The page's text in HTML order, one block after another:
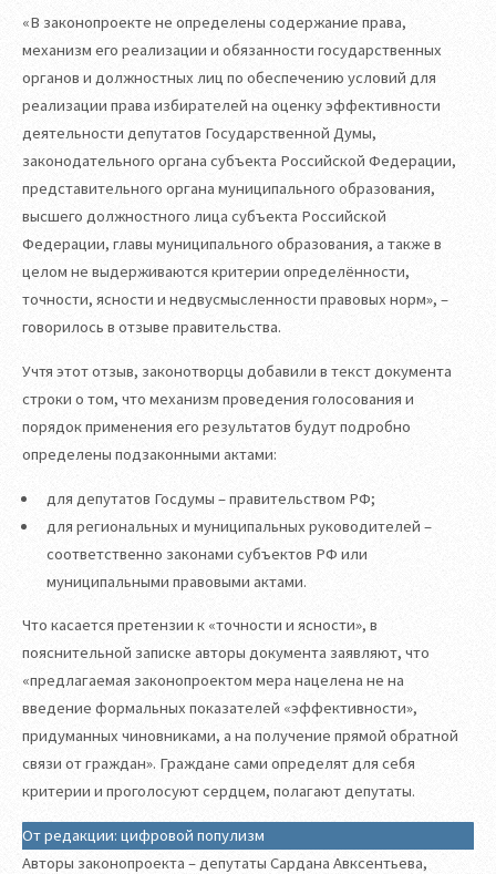
«В законопроекте не определены содержание права,
механизм его реализации и обязанности государственных
органов и должностных лиц по обеспечению условий для
реализации права избирателей на оценку эффективности
деятельности депутатов Государственной Думы,
законодательного органа субъекта Российской Федерации,
представительного органа муниципального образования,
высшего должностного лица субъекта Российской
Федерации, главы муниципального образования, а также в
целом не выдерживаются критерии определённости,
точности, ясности и недвусмысленности правовых норм», –
говорилось в отзыве правительства.
Учтя этот отзыв, законотворцы добавили в текст документа
строки о том, что механизм проведения голосования и
порядок применения его результатов будут подробно
определены подзаконными актами:
для депутатов Госдумы – правительством РФ;
для региональных и муниципальных руководителей –
соответственно законами субъектов РФ или
муниципальными правовыми актами.
Что касается претензии к «точности и ясности», в
пояснительной записке авторы документа заявляют, что
«предлагаемая законопроектом мера нацелена не на
введение формальных показателей «эффективности»,
придуманных чиновниками, а на получение прямой обратной
связи от граждан». Граждане сами определят для себя
критерии и проголосуют сердцем, полагают депутаты.
От редакции: цифровой популизм
Авторы законопроекта – депутаты Сардана Авксентьева,